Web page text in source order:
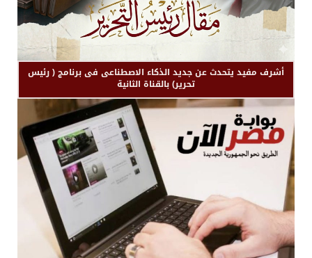
أشرف مفيد يتحدث عن جديد الذكاء الاصطناعى فى برنامج ( رئيس
تحرير) بالقناة الثانية